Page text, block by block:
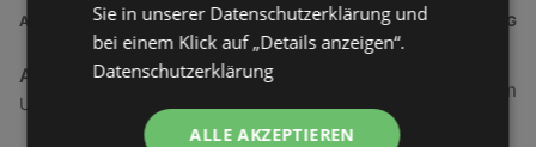
ADRESSE ENTFERNUNG
Azadian GbR
Ubierstraße 2, 53173 Bonn
42,48 km
Sie in unserer Datenschutzerklärung und
bei einem Klick auf „Details anzeigen“.
Datenschutzerklärung
ALLE AKZEPTIEREN